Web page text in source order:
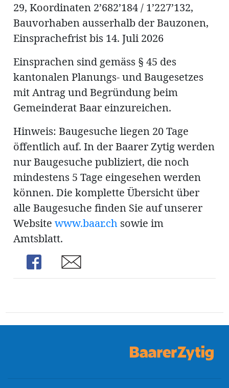
Mitteilungen
Baustellen
29, Koordinaten 2’682’184 / 1’227’132,
Bauvorhaben ausserhalb der Bauzonen,
Einsprachefrist bis 14. Juli 2026
Einsprachen sind gemäss § 45 des
kantonalen Planungs- und Baugesetzes
mit Antrag und Begründung beim
Gemeinderat Baar einzureichen.
Hinweis: Baugesuche liegen 20 Tage
öffentlich auf. In der Baarer Zytig werden
nur Baugesuche publiziert, die noch
mindestens 5 Tage eingesehen werden
können. Die komplette Übersicht über
alle Baugesuche finden Sie auf unserer
Websitewww.baar.ch sowie im
Amtsblatt.
Share
Share